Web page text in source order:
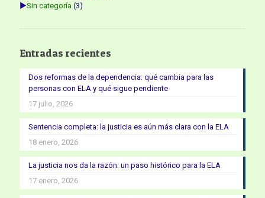
►Sin categoría (3)
Entradas recientes
Dos reformas de la dependencia: qué cambia para las
personas con ELA y qué sigue pendiente
17 julio, 2026
Sentencia completa: la justicia es aún más clara con la ELA
18 enero, 2026
La justicia nos da la razón: un paso histórico para la ELA
17 enero, 2026